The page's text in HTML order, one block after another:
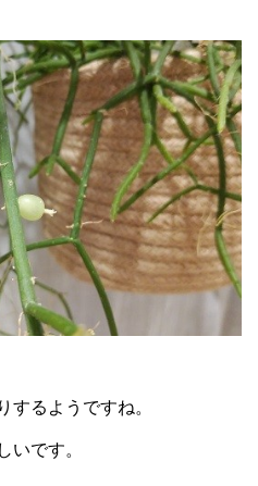
するようですね。
いです。